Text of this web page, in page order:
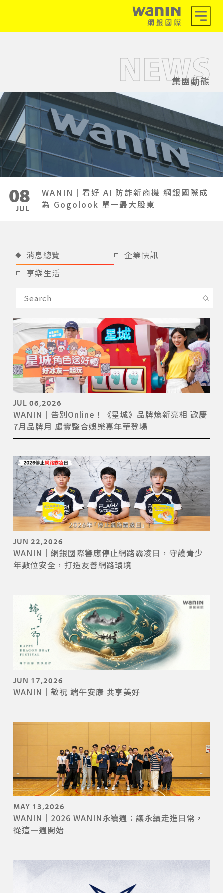
集團動態
NEWS
08
JUL
WANIN｜看好 AI 防詐新商機 網銀國際成
為 Gogolook 單一最大股東
消息總覽
企業快訊
享樂生活
JUL 06,2026
WANIN｜告別Online！《星城》品牌煥新亮相 歡慶
7月品牌月 虛實整合娛樂嘉年華登場
JUN 22,2026
WANIN｜網銀國際響應停止網路霸凌日，守護青少
年數位安全，打造友善網路環境
JUN 17,2026
WANIN｜敬祝 端午安康 共享美好
MAY 13,2026
WANIN｜2026 WANIN永續週：讓永續走進日常，
從這一週開始